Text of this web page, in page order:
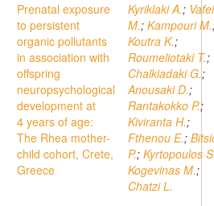
Prenatal exposure
to persistent
organic pollutants
in association with
offspring
neuropsychological
development at
4 years of age:
The Rhea mother-
child cohort, Crete,
Greece
Kyriklaki A.;
M.; Kampouri M.
Koutra K.;
Roumeliotaki T.;
Chalkiadaki G.;
Anousaki D.;
Rantakokko P.;
Kiviranta H.;
Fthenou E.;
P.; Kyrtopoulos
Kogevinas M.;
Chatzi L.